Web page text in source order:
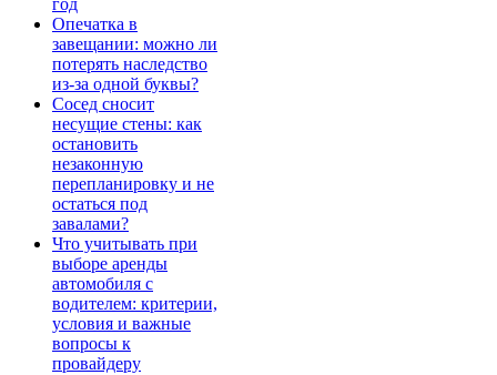
год
Опечатка в
завещании: можно ли
потерять наследство
из-за одной буквы?
Сосед сносит
несущие стены: как
остановить
незаконную
перепланировку и не
остаться под
завалами?
Что учитывать при
выборе аренды
автомобиля с
водителем: критерии,
условия и важные
вопросы к
провайдеру